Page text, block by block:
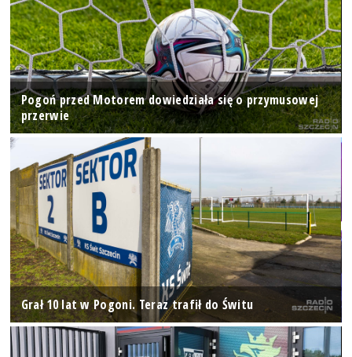
Pogoń przed Motorem dowiedziała się o przymusowej
przerwie
Grał 10 lat w Pogoni. Teraz trafił do Świtu